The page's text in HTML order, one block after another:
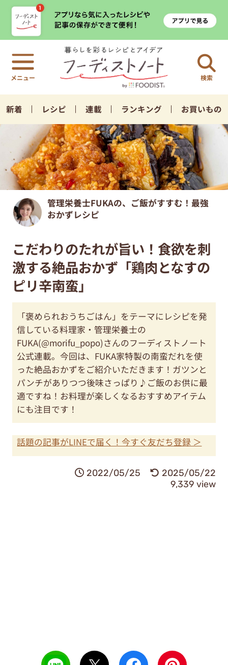
検索
新着 レシピ 連載 ランキング お買いもの
管理栄養士FUKAの、ご飯がすすむ！最強
おかずレシピ
こだわりのたれが旨い！食欲を刺
激する絶品おかず「鶏肉となすの
ピリ辛南蛮」
「褒められおうちごはん」をテーマにレシピを発
信している料理家・管理栄養士の
FUKA(@morifu_popo)さんのフーディストノート
公式連載。今回は、FUKA家特製の南蛮だれを使
った絶品おかずをご紹介いただきます！ガツンと
パンチがありつつ後味さっぱり♪ご飯のお供に最
適ですね！お料理が楽しくなるおすすめアイテム
にも注目です！
話題の記事がLINEで届く！今すぐ友だち登録 ＞
2022/05/25
2025/05/22
9,339 view